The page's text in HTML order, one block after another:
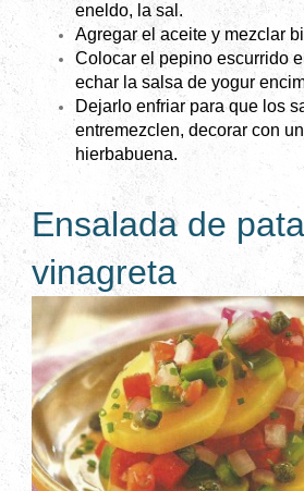
eneldo, la sal.
Agregar el aceite y mezclar
Colocar el pepino escurrido
echar la salsa de yogur
Dejarlo enfriar para que los
entremezclen, decorar con
hierbabuena.
Ensalada de
vinagreta